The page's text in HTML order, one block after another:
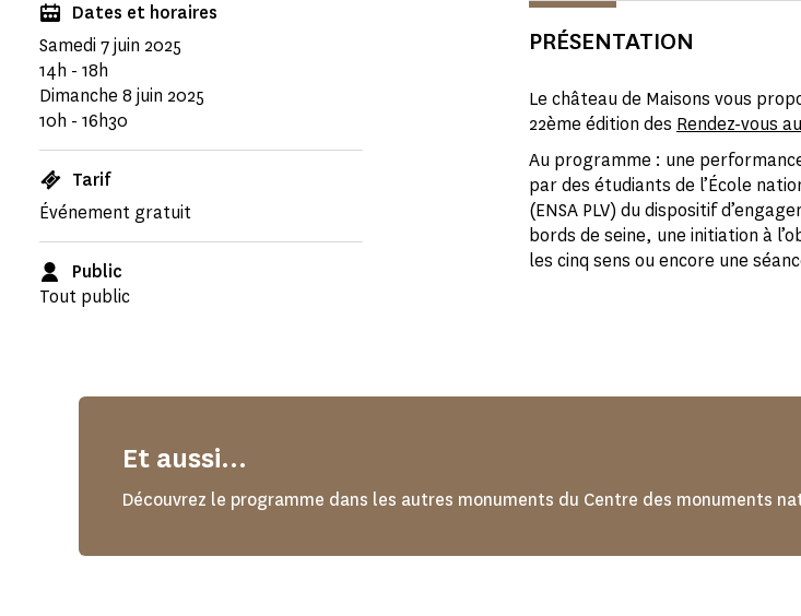
Dates et horaires
Samedi 7 juin 2025
14h - 18h
Dimanche 8 juin 2025
10h - 16h30
Tarif
Événement gratuit
Public
Tout public
PRÉSENTATION
Le château de Maisons vous
22ème édition des Rendez-vous
Au programme : une
par des étudiants de l’École
(ENSA PLV) du dispositif
bords de seine, une initiation à
les cinq sens ou encore une
Et aussi...
Découvrez le programme dans les autres monuments du Centre des monuments